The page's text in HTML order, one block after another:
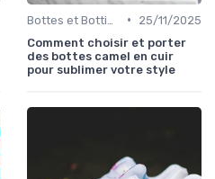
•
25/11/2025
Comment choisir et porter
des bottes camel en cuir
pour sublimer votre style